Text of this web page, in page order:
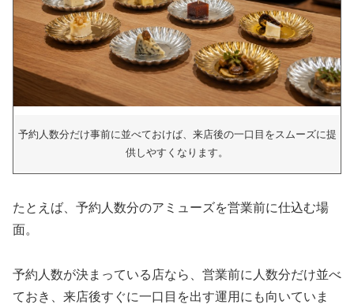
予約人数分だけ事前に並べておけば、来店後の一口目をスムーズに提
供しやすくなります。
たとえば、予約人数分のアミューズを営業前に仕込む場
面。
予約人数が決まっている店なら、営業前に人数分だけ並べ
ておき、来店後すぐに一口目を出す運用にも向いていま